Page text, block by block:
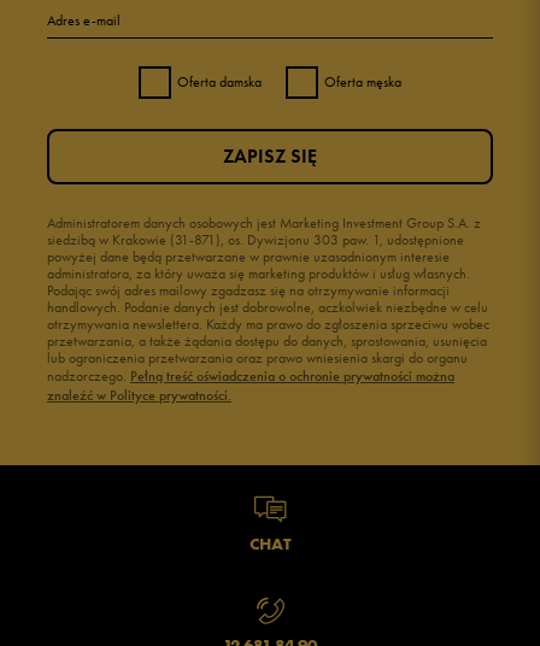
Adres e-mail
Oferta damska Oferta męska
Administratorem danych osobowych jest Marketing Investment Group S.A. z
siedzibą w Krakowie (31-871), os. Dywizjonu 303 paw. 1, udostępnione
powyżej dane będą przetwarzane w prawnie uzasadnionym interesie
administratora, za który uważa się marketing produktów i usług własnych.
Podając swój adres mailowy zgadzasz się na otrzymywanie informacji
handlowych. Podanie danych jest dobrowolne, aczkolwiek niezbędne w celu
otrzymywania newslettera. Każdy ma prawo do zgłoszenia sprzeciwu wobec
przetwarzania, a także żądania dostępu do danych, sprostowania, usunięcia
lub ograniczenia przetwarzania oraz prawo wniesienia skargi do organu
nadzorczego. Pełną treść oświadczenia o ochronie prywatności można
znaleźć w Polityce prywatności.
ZAPISZ SIĘ
CHAT